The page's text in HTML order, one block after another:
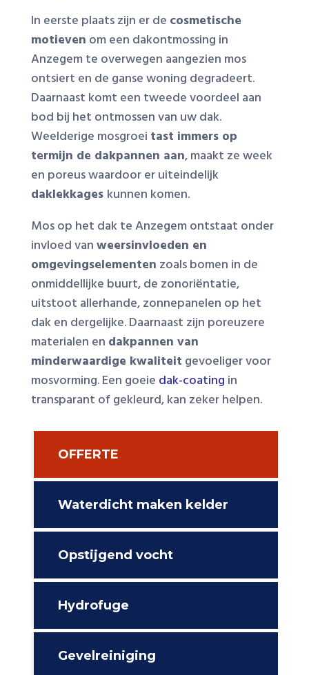
In eerste plaats zijn er de cosmetische
motieven om een dakontmossing in
Anzegem te overwegen aangezien mos
ontsiert en de ganse woning degradeert.
Daarnaast komt een tweede voordeel aan
bod bij het ontmossen van uw dak.
Weelderige mosgroei tast immers op
termijn de dakpannen aan, maakt ze week
en poreus waardoor er uiteindelijk
daklekkages kunnen komen.
Mos op het dak te Anzegem ontstaat onder
invloed vanweersinvloeden en
omgevingselementen zoals bomen in de
onmiddellijke buurt, de zonoriëntatie,
uitstoot allerhande, zonnepanelen op het
dak en dergelijke. Daarnaast zijn poreuzere
materialen en dakpannen van
minderwaardige kwaliteit gevoeliger voor
mosvorming. Een goeie dak-coating in
transparant of gekleurd, kan zeker helpen.
OFFERTE
Waterdicht maken kelder
Opstijgend vocht
Hydrofuge
Gevelreiniging